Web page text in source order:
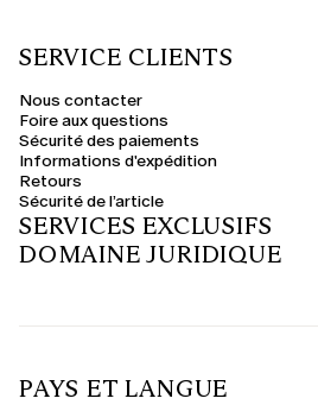
SERVICE CLIENTS
Nous contacter
Foire aux questions
Sécurité des paiements
Informations d'expédition
Retours
Sécurité de l’article
SERVICES EXCLUSIFS
DOMAINE JURIDIQUE
PAYS ET LANGUE